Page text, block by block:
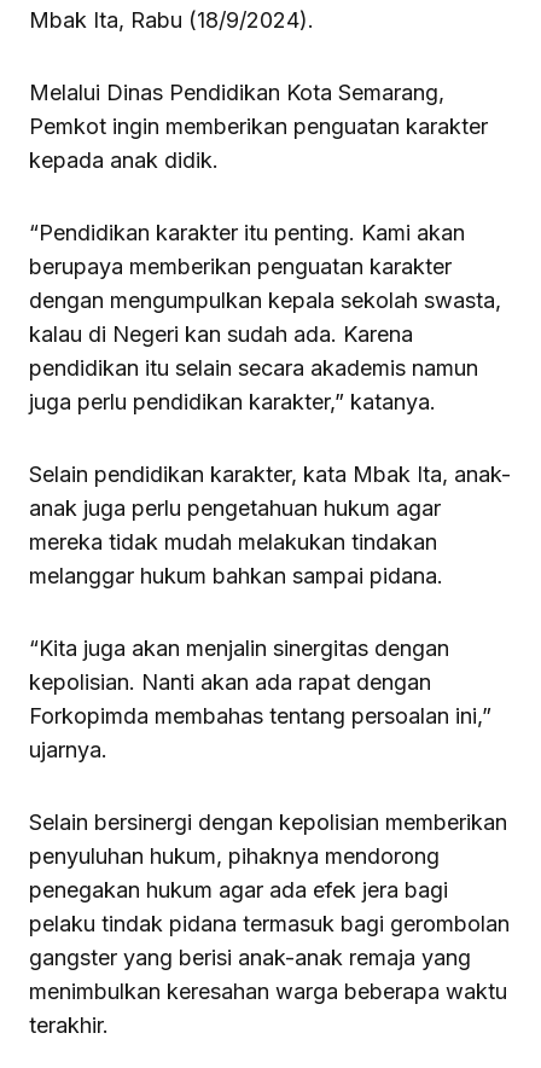
Mbak Ita, Rabu (18/9/2024).
Melalui Dinas Pendidikan Kota Semarang,
Pemkot ingin memberikan penguatan karakter
kepada anak didik.
“Pendidikan karakter itu penting. Kami akan
berupaya memberikan penguatan karakter
dengan mengumpulkan kepala sekolah swasta,
kalau di Negeri kan sudah ada. Karena
pendidikan itu selain secara akademis namun
juga perlu pendidikan karakter,” katanya.
Selain pendidikan karakter, kata Mbak Ita, anak-
anak juga perlu pengetahuan hukum agar
mereka tidak mudah melakukan tindakan
melanggar hukum bahkan sampai pidana.
“Kita juga akan menjalin sinergitas dengan
kepolisian. Nanti akan ada rapat dengan
Forkopimda membahas tentang persoalan ini,”
ujarnya.
Selain bersinergi dengan kepolisian memberikan
penyuluhan hukum, pihaknya mendorong
penegakan hukum agar ada efek jera bagi
pelaku tindak pidana termasuk bagi gerombolan
gangster yang berisi anak-anak remaja yang
menimbulkan keresahan warga beberapa waktu
terakhir.